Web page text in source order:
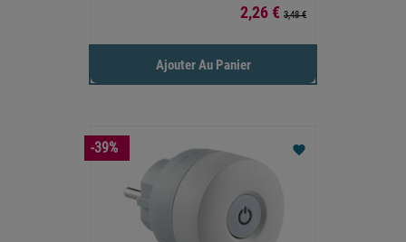
Prix
2,26 € 3,48 €
Ajouter Au Panier
favorite
-39%